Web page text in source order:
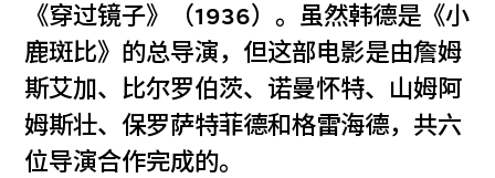
《穿过镜子》（1936）。虽然韩德是《小
鹿斑比》的总导演，但这部电影是由詹姆
斯艾加、比尔罗伯茨、诺曼怀特、山姆阿
姆斯壮、保罗萨特菲德和格雷海德，共六
位导演合作完成的。